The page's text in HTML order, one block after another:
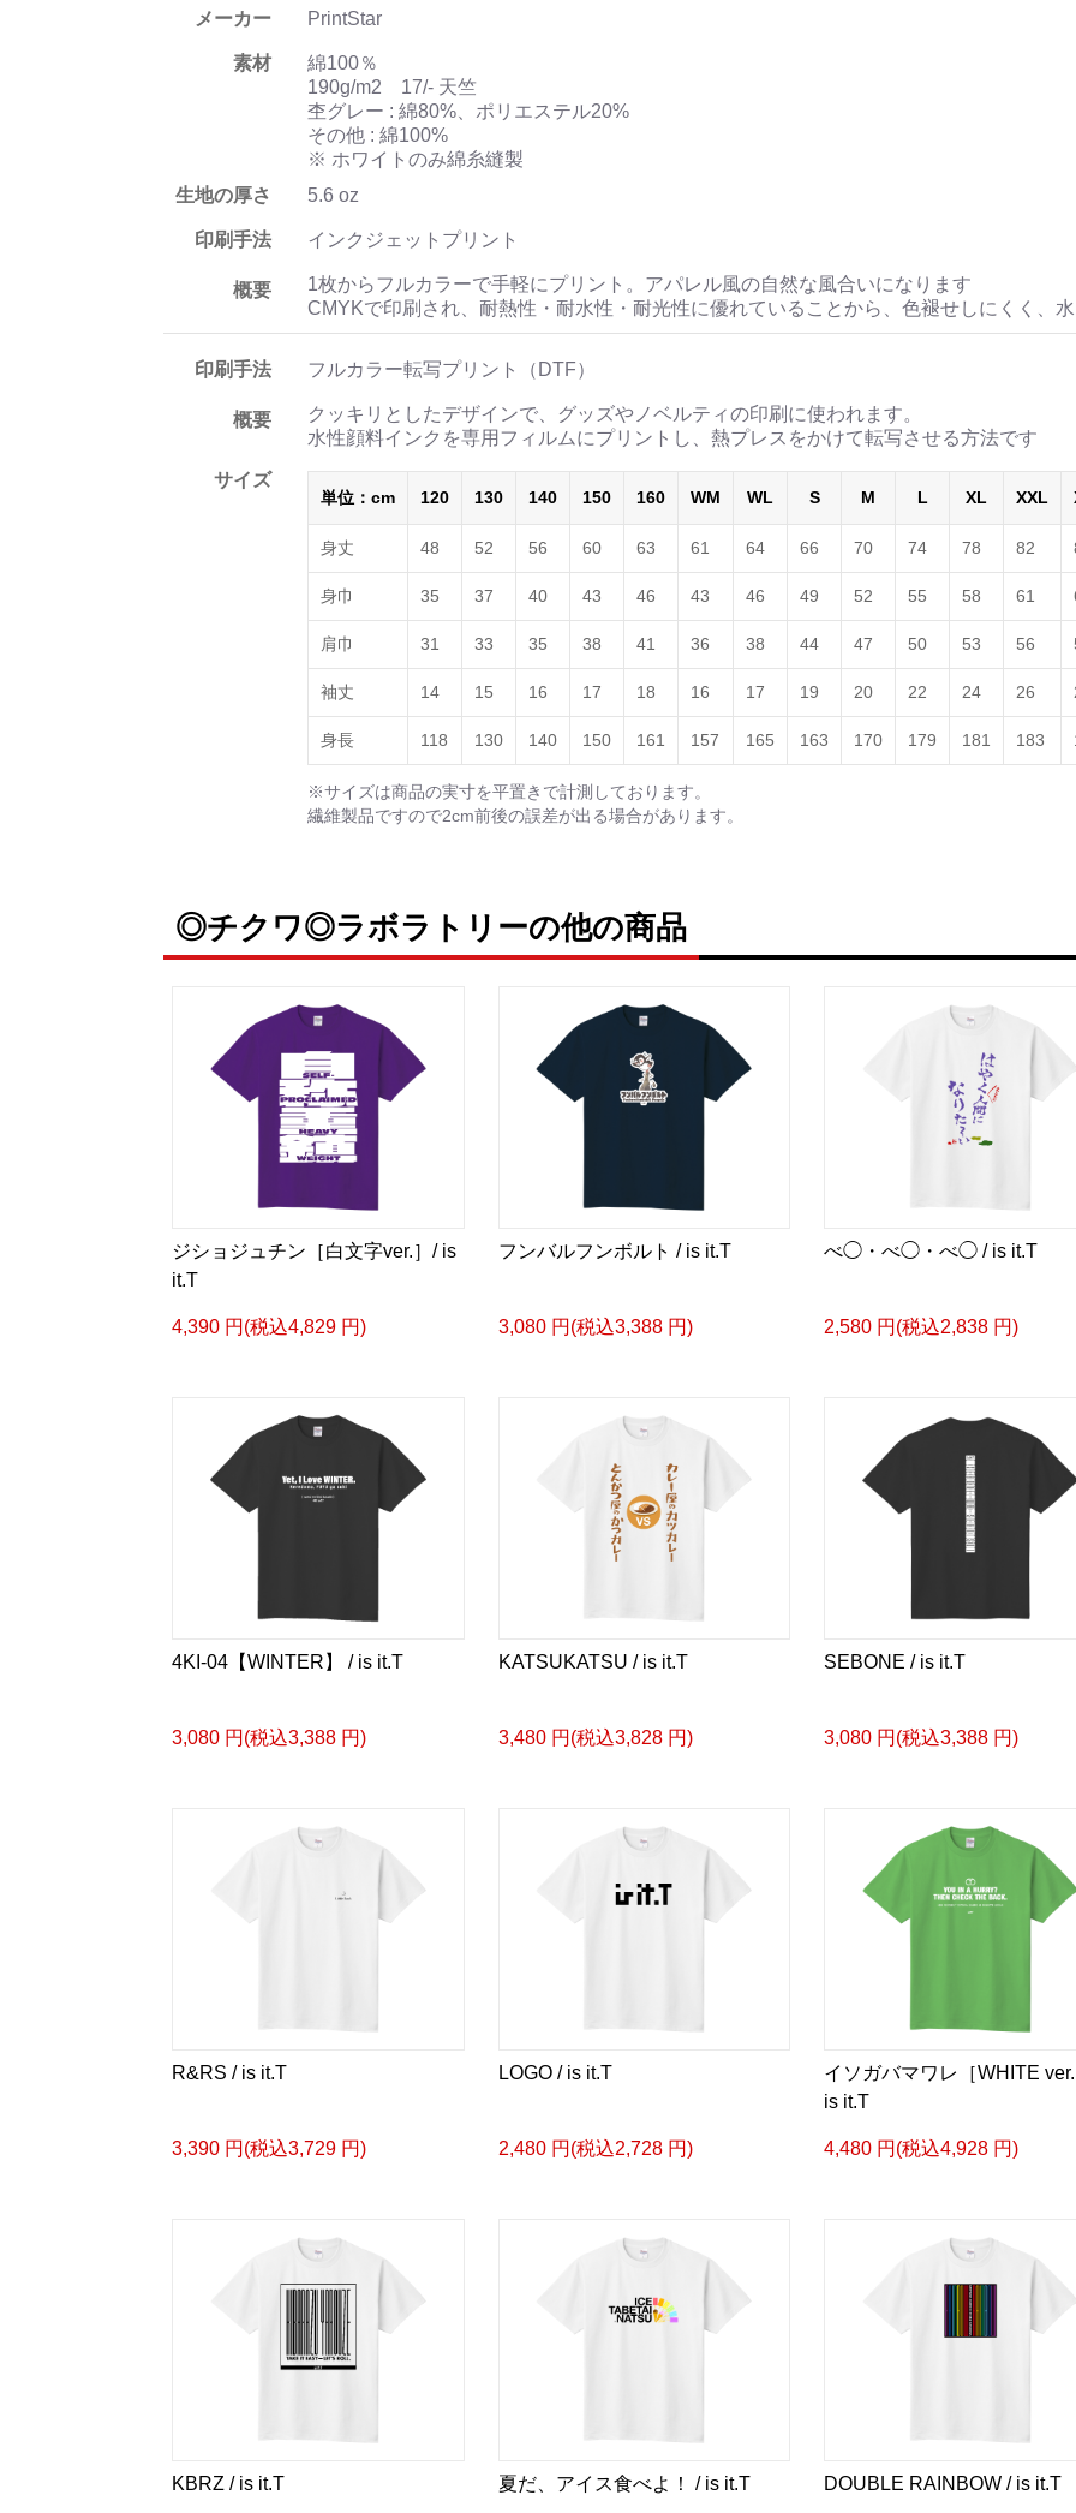
メーカー PrintStar
素材
綿100％
190g/m2 17/- 天竺
杢グレー : 綿80%、ポリエステル20%
その他 : 綿100%
※ ホワイトのみ綿糸縫製
生地の厚さ
5.6 oz
印刷手法 インクジェットプリント
概要
1枚からフルカラーで手軽にプリント。アパレル風の自然な風合いになります
CMYKで印刷され、耐熱性・耐水性・耐光性に優れていることから、色褪せしにくく、
印刷手法 フルカラー転写プリント（DTF）
概要
クッキリとしたデザインで、グッズやノベルティの印刷に使われます。
水性顔料インクを専用フィルムにプリントし、熱プレスをかけて転写させる方法です
サイズ
単位：cm 120 130 140 150 160 WM WL S M L XL XXL
身丈 48 52 56 60 63 61 64 66 70 74 78 82
身巾 35 37 40 43 46 43 46 49 52 55 58 61
肩巾 31 33 35 38 41 36 38 44 47 50 53 56
袖丈 14 15 16 17 18 16 17 19 20 22 24 26
身長 118 130 140 150 161 157 165 163 170 179 181 183
※サイズは商品の実寸を平置きで計測しております。
繊維製品ですので2cm前後の誤差が出る場合があります。
◎チクワ◎ラボラトリーの他の商品
ジショジュチン［白文字ver.］/ is
it.T
4,390 円(税込4,829 円)
フンバルフンボルト / is it.T
3,080 円(税込3,388 円)
べ◯・べ◯・べ◯ / is it.T
2,580 円(税込2,838 円)
4KI-04【WINTER】 / is it.T
3,080 円(税込3,388 円)
KATSUKATSU / is it.T
3,480 円(税込3,828 円)
SEBONE / is it.T
3,080 円(税込3,388 円)
R&RS / is it.T
3,390 円(税込3,729 円)
LOGO / is it.T
2,480 円(税込2,728 円)
イソガバマワレ［WHITE
is it.T
4,480 円(税込4,928 円)
KBRZ / is it.T 夏だ、アイス食べよ！ / is it.T DOUBLE RAINBOW / is it.T